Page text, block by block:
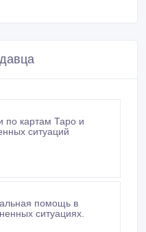
по картам Таро и
ситуаций
помощь в
ситуациях.